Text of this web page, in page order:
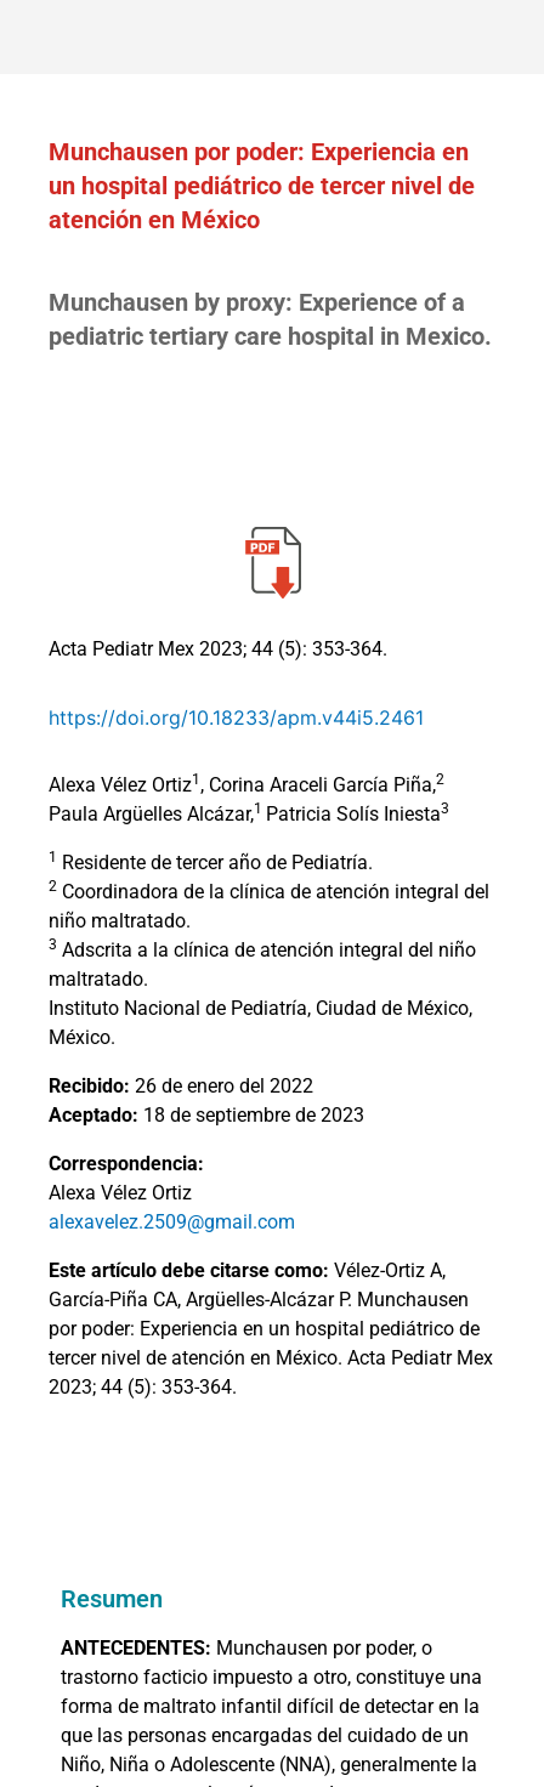
Munchausen por poder: Experiencia en
un hospital pediátrico de tercer nivel de
atención en México
Munchausen by proxy: Experience of a
pediatric tertiary care hospital in Mexico.
Acta Pediatr Mex 2023; 44 (5): 353-364.
https://doi.org/10.18233/apm.v44i5.2461
Alexa Vélez Ortiz1 , Corina Araceli García Piña,2
Paula Argüelles Alcázar,1 Patricia Solís Iniesta3
1 Residente de tercer año de Pediatría.
2 Coordinadora de la clínica de atención integral del
niño maltratado.
3 Adscrita a la clínica de atención integral del niño
maltratado.
Instituto Nacional de Pediatría, Ciudad de México,
México.
Recibido: 26 de enero del 2022
Aceptado: 18 de septiembre de 2023
Correspondencia:
Alexa Vélez Ortiz
alexavelez.2509@gmail.com
Este artículo debe citarse como: Vélez-Ortiz A,
García-Piña CA, Argüelles-Alcázar P. Munchausen
por poder: Experiencia en un hospital pediátrico de
tercer nivel de atención en México. Acta Pediatr Mex
2023; 44 (5): 353-364.
Resumen
ANTECEDENTES: Munchausen por poder, o
trastorno facticio impuesto a otro, constituye una
forma de maltrato infantil difícil de detectar en la
que las personas encargadas del cuidado de un
Niño, Niña o Adolescente (NNA), generalmente la